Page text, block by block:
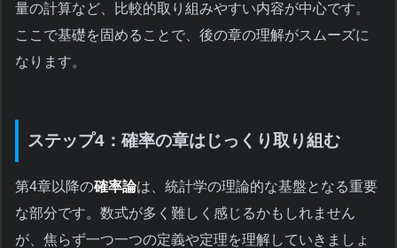
量の計算など、比較的取り組みやすい内容が中心です。
ここで基礎を固めることで、後の章の理解がスムーズに
なります。
ステップ4：確率の章はじっくり取り組む
第4章以降の確率論は、統計学の理論的な基盤となる重要
な部分です。数式が多く難しく感じるかもしれません
が、焦らず一つ一つの定義や定理を理解していきましょ